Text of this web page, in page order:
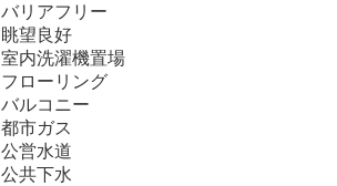
バリアフリー
眺望良好
室内洗濯機置場
フローリング
バルコニー
都市ガス
公営水道
公共下水